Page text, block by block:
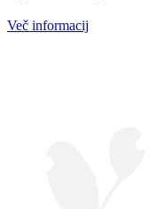
Več informacij